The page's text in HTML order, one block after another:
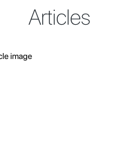
Articles